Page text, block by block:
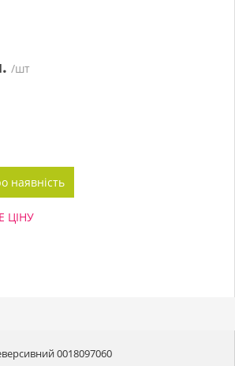
/шт
наявність
ЦІНУ
0018097060